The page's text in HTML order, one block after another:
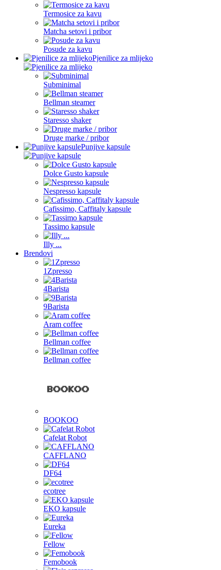
Termosice za kavu
Matcha setovi i pribor
Posude za kavu
Pjenilice za mlijeko
Subminimal
Bellman steamer
Staresso shaker
Druge marke / pribor
Punjive kapsule
Dolce Gusto kapsule
Nespresso kapsule
Cafissimo, Caffitaly kapsule
Tassimo kapsule
Illy ...
Brendovi
1Zpresso
4Barista
9Barista
Aram coffee
Bellman coffee
Bellman coffee
BOOKOO
Cafelat Robot
CAFFLANO
DF64
ecotree
EKO kapsule
Eureka
Fellow
Femobook